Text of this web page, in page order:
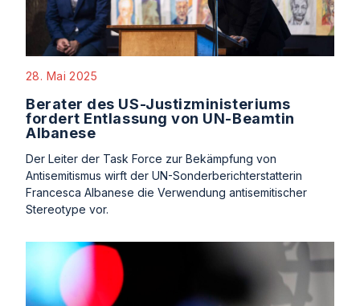
28. Mai 2025
Berater des US-Justizministeriums
fordert Entlassung von UN-Beamtin
Albanese
Der Leiter der Task Force zur Bekämpfung von
Antisemitismus wirft der UN-Sonderberichterstatterin
Francesca Albanese die Verwendung antisemitischer
Stereotype vor.